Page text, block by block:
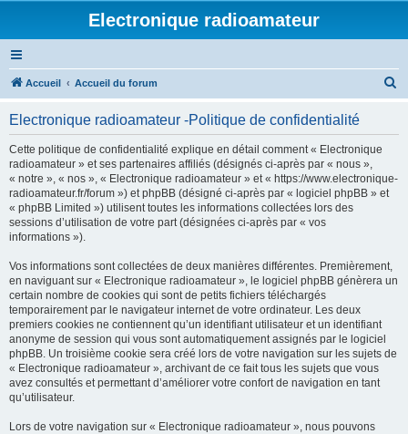
Electronique radioamateur
Accueil Accueil du forum
Electronique radioamateur -Politique de confidentialité
Cette politique de confidentialité explique en détail comment « Electronique
radioamateur » et ses partenaires affiliés (désignés ci-après par « nous »,
« notre », « nos », « Electronique radioamateur » et « https://www.electronique-
radioamateur.fr/forum ») et phpBB (désigné ci-après par « logiciel phpBB » et
« phpBB Limited ») utilisent toutes les informations collectées lors des
sessions d’utilisation de votre part (désignées ci-après par « vos
informations »).
Vos informations sont collectées de deux manières différentes. Premièrement,
en naviguant sur « Electronique radioamateur », le logiciel phpBB génèrera un
certain nombre de cookies qui sont de petits fichiers téléchargés
temporairement par le navigateur internet de votre ordinateur. Les deux
premiers cookies ne contiennent qu’un identifiant utilisateur et un identifiant
anonyme de session qui vous sont automatiquement assignés par le logiciel
phpBB. Un troisième cookie sera créé lors de votre navigation sur les sujets de
« Electronique radioamateur », archivant de ce fait tous les sujets que vous
avez consultés et permettant d’améliorer votre confort de navigation en tant
qu’utilisateur.
Lors de votre navigation sur « Electronique radioamateur », nous pouvons